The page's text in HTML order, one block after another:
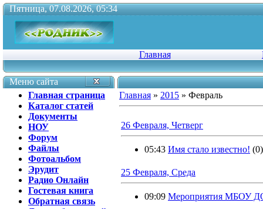
Пятница, 07.08.2026, 05:34
Главная
Меню сайта
Главная страница
Каталог статей
Документы
НОУ
Форум
Файлы
Фотоальбом
Эрудит
Радио Онлайн
Гостевая книга
Обратная связь
Главная » 2015 » Февраль
26 Февраля, Четверг
05:43 Имя стало известно! (0)
25 Февраля, Среда
09:09 Мероприятия МБОУ